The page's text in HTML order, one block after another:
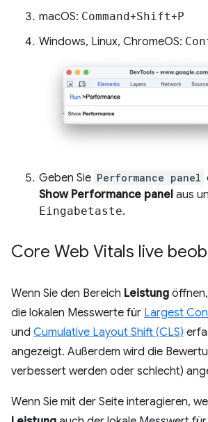
macOS: Command+Shift+P
Windows, Linux, ChromeOS:
Geben Sie Performance panel
Show Performance panel aus
Eingabetaste.
Core Web Vitals live
Wenn Sie den Bereich Leistung
die lokalen Messwerte für Largest
und Cumulative Layout Shift (CLS)
angezeigt. Außerdem wird die
verbessert werden oder schlecht)
Wenn Sie mit der Seite interagieren,